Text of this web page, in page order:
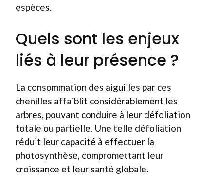
espèces.
Quels sont les enjeux
liés à leur présence ?
La consommation des aiguilles par ces
chenilles affaiblit considérablement les
arbres, pouvant conduire à leur défoliation
totale ou partielle. Une telle défoliation
réduit leur capacité à effectuer la
photosynthèse, compromettant leur
croissance et leur santé globale.